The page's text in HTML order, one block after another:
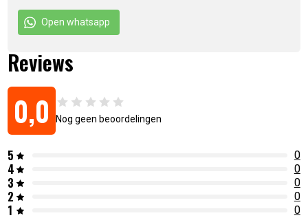
Open whatsapp
Reviews
0,0 Nog geen beoordelingen
5 0
4 0
3 0
2 0
1 0